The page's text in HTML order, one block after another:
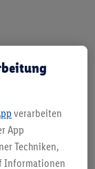
verarbeiten
App
Techniken,
Informationen